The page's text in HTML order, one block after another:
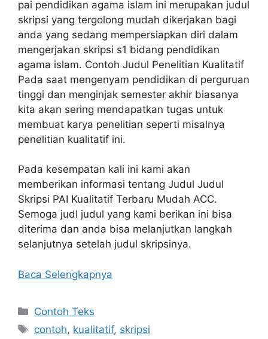
pai pendidikan agama islam ini merupakan judul
skripsi yang tergolong mudah dikerjakan bagi
anda yang sedang mempersiapkan diri dalam
mengerjakan skripsi s1 bidang pendidikan
agama islam. Contoh Judul Penelitian Kualitatif
Pada saat mengenyam pendidikan di perguruan
tinggi dan menginjak semester akhir biasanya
kita akan sering mendapatkan tugas untuk
membuat karya penelitian seperti misalnya
penelitian kualitatif ini.
Pada kesempatan kali ini kami akan
memberikan informasi tentang Judul Judul
Skripsi PAI Kualitatif Terbaru Mudah ACC.
Semoga judl judul yang kami berikan ini bisa
diterima dan anda bisa melanjutkan langkah
selanjutnya setelah judul skripsinya.
Baca Selengkapnya
Kategori
Contoh Teks
Tag
contoh, kualitatif, skripsi